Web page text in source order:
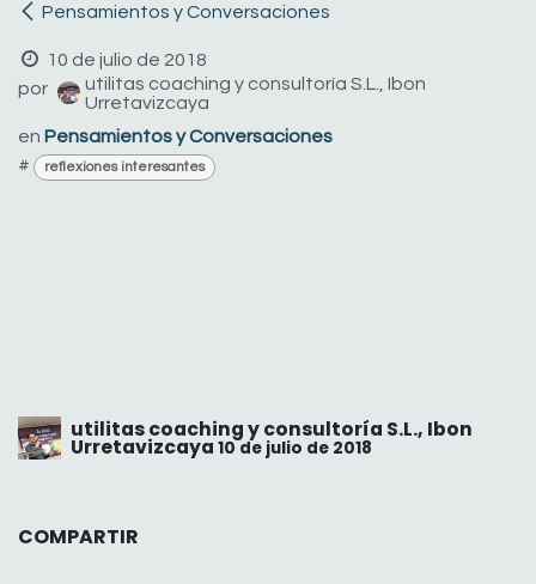
Pensamientos y Conversaciones
10 de julio de 2018
por
utilitas coaching y consultoría S.L., Ibon
Urretavizcaya
en Pensamientos y Conversaciones
#
reflexiones interesantes
utilitas coaching y consultoría S.L., Ibon
Urretavizcaya 10 de julio de 2018
COMPARTIR